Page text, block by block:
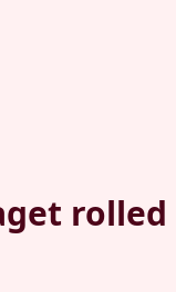
rolled